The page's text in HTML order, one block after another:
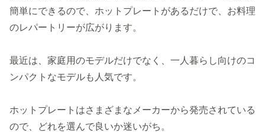
簡単にできるので、ホットプレートがあるだけで、お料理
のレパートリーが広がります。
最近は、家庭用のモデルだけでなく、一人暮らし向けのコ
ンパクトなモデルも人気です。
ホットプレートはさまざまなメーカーから発売されている
ので、どれを選んで良いか迷いがち。